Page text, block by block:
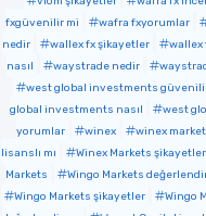
fxgüvenilir mi
wafra fxyorumlar
nedir
wallex fx şikayetler wallex
nasıl
waystrade nedir
west global investments
global investments nasıl
west
yorumlar
winex winex
lisanslı mı
Winex Markets şikayetler
Markets
Wingo Markets
Wingo Markets şikayetler
Wingo